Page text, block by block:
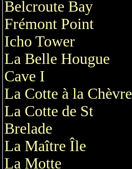
Belcroute Bay
Frémont Point
Icho Tower
La Belle Hougue
Cave I
La Cotte à la Chèvre
La Cotte de St
Brelade
La Maître Île
La Motte